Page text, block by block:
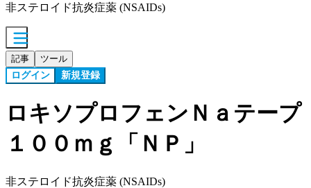
非ステロイド抗炎症薬 (NSAIDs)
記事 ツール
ログイン 新規登録
ロキソプロフェンＮａテープ
１００ｍｇ「ＮＰ」
非ステロイド抗炎症薬 (NSAIDs)